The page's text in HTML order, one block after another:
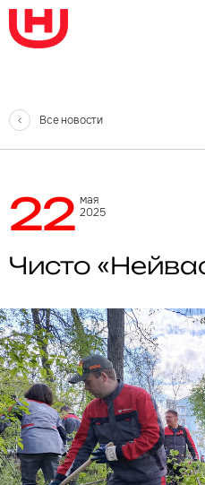
Все новости
22 мая
2025
Чисто